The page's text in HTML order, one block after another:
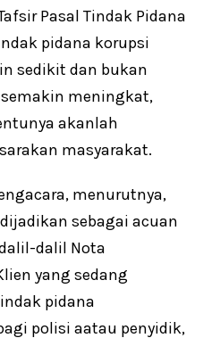
Pasal Tindak Pidana
pidana korupsi
sedikit dan bukan
meningkat,
akanlah
masyarakat.
menurutnya,
sebagai acuan
dalil Nota
yang sedang
pidana
polisi aatau penyidik,